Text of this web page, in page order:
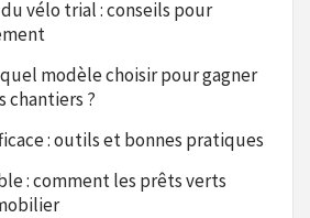
vélo trial : conseils pour
modèle choisir pour gagner
chantiers ?
: outils et bonnes pratiques
: comment les prêts verts